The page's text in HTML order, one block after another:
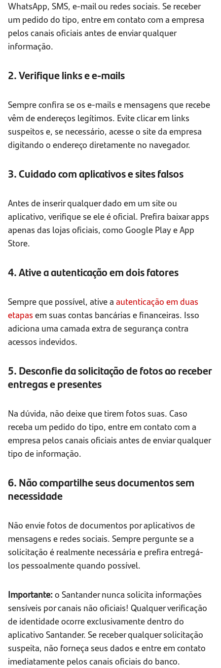
WhatsApp, SMS, e-mail ou redes sociais. Se receber
um pedido do tipo, entre em contato com a empresa
pelos canais oficiais antes de enviar qualquer
informação.
2. Verifique links e e-mails
Sempre confira se os e-mails e mensagens que recebe
vêm de endereços legítimos. Evite clicar em links
suspeitos e, se necessário, acesse o site da empresa
digitando o endereço diretamente no navegador.
3. Cuidado com aplicativos e sites falsos
Antes de inserir qualquer dado em um site ou
aplicativo, verifique se ele é oficial. Prefira baixar apps
apenas das lojas oficiais, como Google Play e App
Store.
4. Ative a autenticação em dois fatores
Sempre que possível, ative a autenticação em duas
etapas em suas contas bancárias e financeiras. Isso
adiciona uma camada extra de segurança contra
acessos indevidos.
5. Desconfie da solicitação de fotos ao receber
entregas e presentes
Na dúvida, não deixe que tirem fotos suas. Caso
receba um pedido do tipo, entre em contato com a
empresa pelos canais oficiais antes de enviar qualquer
tipo de informação.
6. Não compartilhe seus documentos sem
necessidade
Não envie fotos de documentos por aplicativos de
mensagens e redes sociais. Sempre pergunte se a
solicitação é realmente necessária e prefira entregá-
los pessoalmente quando possível.
Importante: o Santander nunca solicita informações
sensíveis por canais não oficiais! Qualquer verificação
de identidade ocorre exclusivamente dentro do
aplicativo Santander. Se receber qualquer solicitação
suspeita, não forneça seus dados e entre em contato
imediatamente pelos canais oficiais do banco.